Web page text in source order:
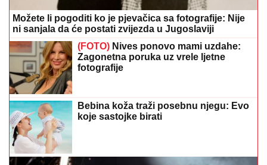
Možete li pogoditi ko je pjevačica sa fotografije: Nije
ni sanjala da će postati zvijezda u Jugoslaviji
(FOTO) Nives ponovo mami uzdahe:
Zagonetna poruka uz vrele ljetne
fotografije
Bebina koža traži posebnu njegu: Evo
koje sastojke birati